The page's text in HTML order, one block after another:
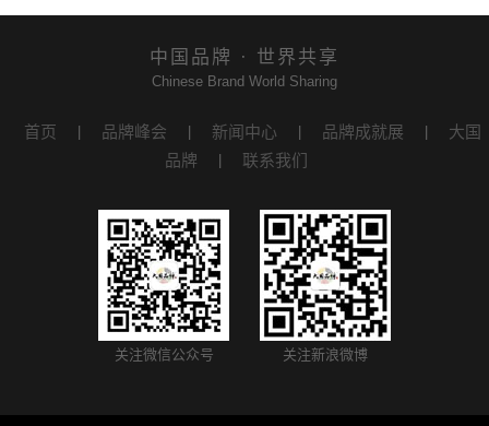
中国品牌 · 世界共享
Chinese Brand World Sharing
首页 品牌峰会 新闻中心 品牌成就展
大国
品牌
联系我们
关注微信公众号 关注新浪微博